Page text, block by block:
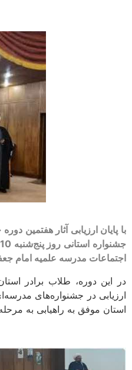
با پایان ارزیابی آثار هفتمین
اجتماعات مدرسه علمیه امام
استان موفق به راهیابی به